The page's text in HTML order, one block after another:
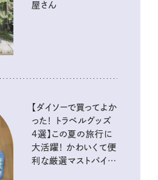
屋さん
【ダイソーで買ってよか
った！ トラベルグッズ
4選】この夏の旅行に
大活躍！ かわいくて便
利な厳選マストバイア